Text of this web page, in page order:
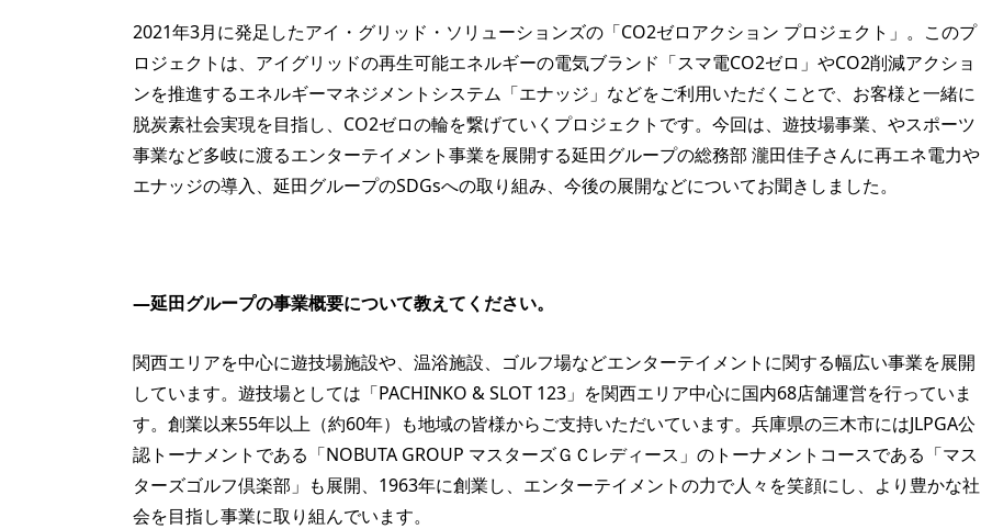
2021年3月に発足したアイ・グリッド・ソリューションズの「CO2ゼロアクション プロジェクト」。このプ
ロジェクトは、アイグリッドの再生可能エネルギーの電気ブランド「スマ電CO2ゼロ」やCO2削減アクショ
ンを推進するエネルギーマネジメントシステム「エナッジ」などをご利用いただくことで、お客様と一緒に
脱炭素社会実現を目指し、CO2ゼロの輪を繋げていくプロジェクトです。今回は、遊技場事業、やスポーツ
事業など多岐に渡るエンターテイメント事業を展開する延田グループの総務部 瀧田佳子さんに再エネ電力や
エナッジの導入、延田グループのSDGsへの取り組み、今後の展開などについてお聞きしました。
—延田グループの事業概要について教えてください。
関西エリアを中心に遊技場施設や、温浴施設、ゴルフ場などエンターテイメントに関する幅広い事業を展開
しています。遊技場としては「PACHINKO & SLOT 123」を関西エリア中心に国内68店舗運営を行っていま
す。創業以来55年以上（約60年）も地域の皆様からご支持いただいています。兵庫県の三木市にはJLPGA公
認トーナメントである「NOBUTA GROUP マスターズＧＣレディース」のトーナメントコースである「マス
ターズゴルフ倶楽部」も展開、1963年に創業し、エンターテイメントの力で人々を笑顔にし、より豊かな社
会を目指し事業に取り組んでいます。